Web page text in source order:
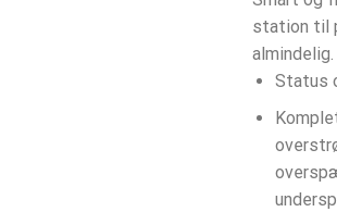
station til
almindelig.
Status